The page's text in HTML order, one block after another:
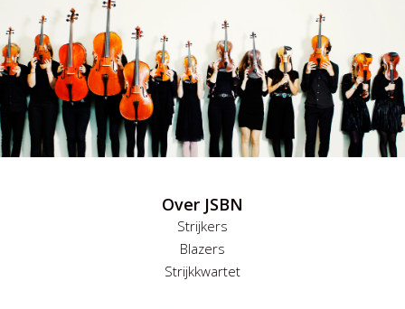
Over JSBN
Strijkers
Blazers
Strijkkwartet